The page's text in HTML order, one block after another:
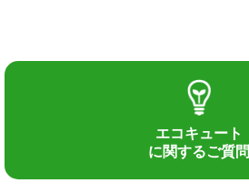
エコキュート
に関するご質問